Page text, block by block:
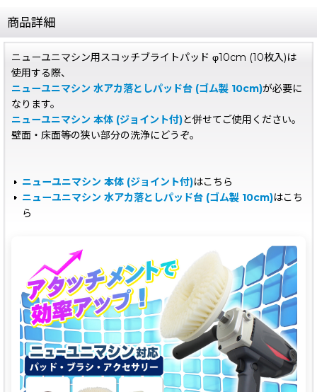
商品詳細
ニューユニマシン用スコッチブライトパッド φ10cm (10枚入)は
使用する際、
ニューユニマシン 水アカ落としパッド台 (ゴム製 10cm)が必要に
なります。
ニューユニマシン 本体 (ジョイント付)と併せてご使用ください。
壁面・床面等の狭い部分の洗浄にどうぞ。
ニューユニマシン 本体 (ジョイント付)はこちら
ニューユニマシン 水アカ落としパッド台 (ゴム製 10cm)はこち
ら